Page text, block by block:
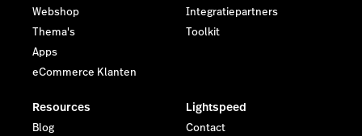
Webshop
Thema's
Apps
eCommerce Klanten
Integratiepartners
Toolkit
Resources
Blog
Lightspeed
Contact